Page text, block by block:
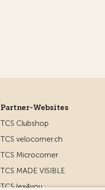
Partner-Websites
TCS Clubshop
TCS velocorner.ch
TCS Microcorner
TCS MADE VISIBLE
TCS lex4you